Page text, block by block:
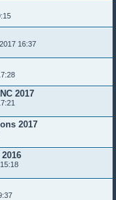
16:37
2017
2017